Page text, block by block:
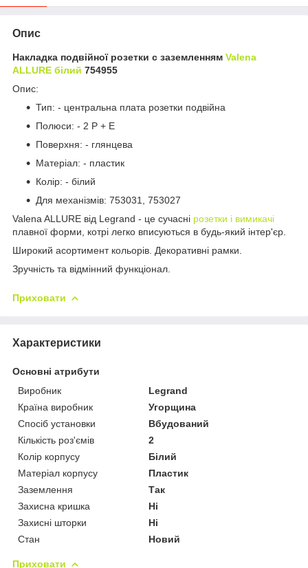
Опис
Накладка подвійної розетки с заземленням Valena
ALLURE білий 754955
Опис:
Тип: - центральна плата розетки подвійна
Полюси: - 2 P + E
Поверхня: - глянцева
Матеріал: - пластик
Колір: - білий
Для механізмів: 753031, 753027
Valena ALLURE від Legrand - це сучасні розетки і вимикачі
плавної форми, котрі легко вписуються в будь-який інтер'єр.
Широкий асортимент кольорів. Декоративні рамки.
Зручність та відмінний функціонал.
Приховати
Характеристики
Основні атрибути
Виробник
Legrand
Країна виробник
Угорщина
Спосіб установки
Вбудований
Кількість роз'ємів
2
Колір корпусу
Білий
Матеріал корпусу
Пластик
Заземлення
Так
Захисна кришка
Ні
Захисні шторки
Ні
Стан
Новий
Приховати